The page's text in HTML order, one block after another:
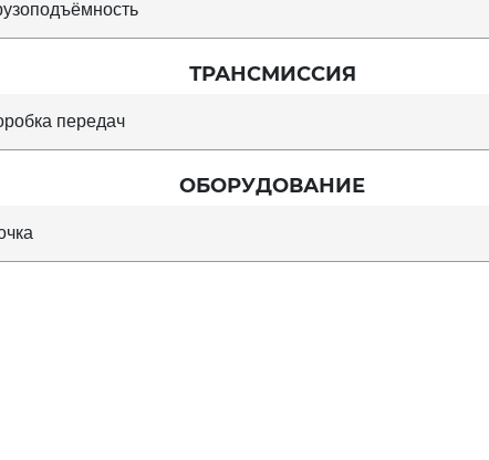
ТРАНСМИССИЯ
передач
ОБОРУДОВАНИЕ